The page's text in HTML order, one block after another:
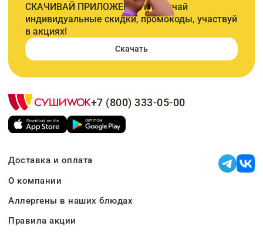
СКАЧИВАЙ ПРИЛОЖЕНИЕ и получай
индивидуальные скидки, промокоды, участвуй
в акциях!
Скачать
+7 (800) 333-05-00
Доставка и оплата
О компании
Аллергены в наших блюдах
Правила акции